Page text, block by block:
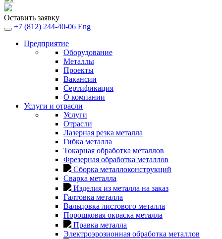
Оставить заявку
+7 (812) 244-40-06 Eng
Предприятие
Оборудование
Металлы
Проекты
Вакансии
Сертификация
О компании
Услуги и отрасли
Услуги
Отрасли
Лазерная резка металла
Гибка металла
Токарная обработка металлов
Фрезерная обработка металлов
Сборка металлоконструкций
Сварка металла
Изделия из металла на заказ
Галтовка металла
Вальцовка листового металла
Порошковая окраска металла
Правка металла
Электроэрозионная обработка металлов